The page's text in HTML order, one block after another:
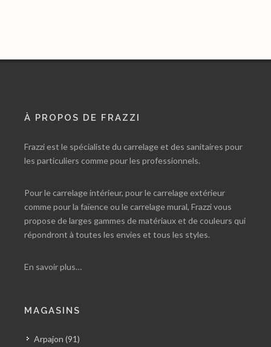
À PROPOS DE FRAZZI
Frazzi est le spécialiste du carrelage et des sanitaires pour
les particuliers comme pour les professionnels.
Pour le carrelage intérieur, pour le carrelage extérieur
comme pour la faïence ou le carrelage mural, Frazzi vous
propose de larges gammes de matériaux et de couleurs qui
répondront à toutes les envies et tous les styles.
En savoir plus…
MAGASINS
Arpajon (91)